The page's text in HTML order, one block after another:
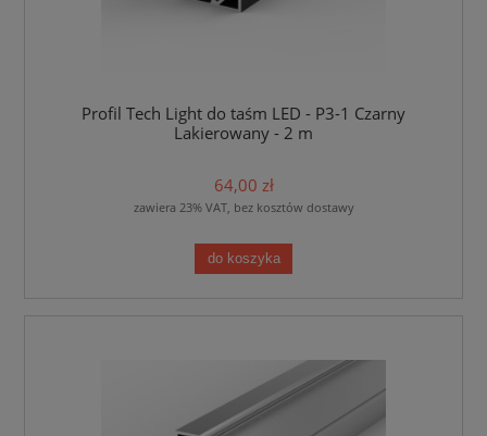
Profil Tech Light do taśm LED - P3-1 Czarny
Lakierowany - 2 m
64,00 zł
zawiera 23% VAT, bez kosztów dostawy
do koszyka